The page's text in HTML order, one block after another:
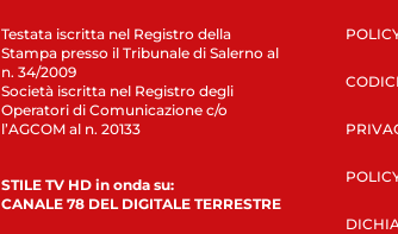
Testata iscritta nel Registro della
Stampa presso il Tribunale di Salerno al
n. 34/2009
Società iscritta nel Registro degli
Operatori di Comunicazione c/o
l’AGCOM al n. 20133
STILE TV HD in onda su:
CANALE 78 DEL DIGITALE TERRESTRE